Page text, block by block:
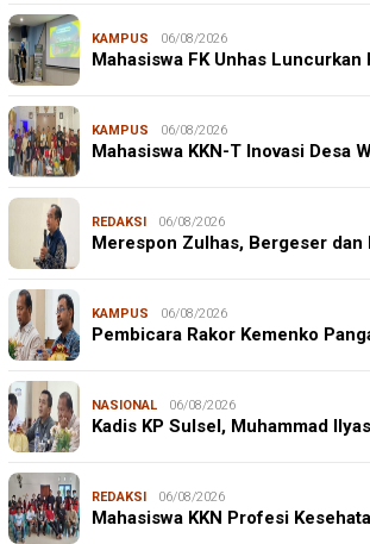
KAMPUS 06/08/2026
Mahasiswa FK Unhas Luncurkan
KAMPUS 06/08/2026
Mahasiswa KKN-T Inovasi Desa
REDAKSI 06/08/2026
Merespon Zulhas, Bergeser dan
KAMPUS 06/08/2026
Pembicara Rakor Kemenko
NASIONAL 06/08/2026
Kadis KP Sulsel, Muhammad
REDAKSI 06/08/2026
Mahasiswa KKN Profesi